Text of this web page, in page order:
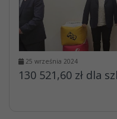
25 września 2024
130 521,60 zł dla